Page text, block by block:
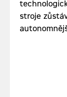
stroje